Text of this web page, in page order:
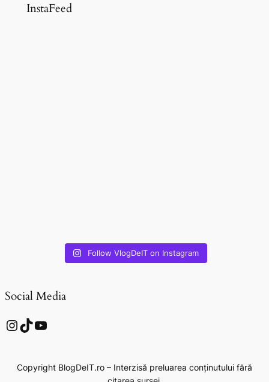
InstaFeed
Follow VlogDeIT on Instagram
Social Media
InstagramTikTok YouTube
Copyright BlogDeIT.ro – Interzisă preluarea conținutului fără